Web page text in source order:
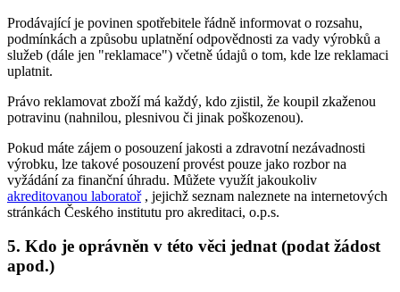
Prodávající je povinen spotřebitele řádně informovat o rozsahu,
podmínkách a způsobu uplatnění odpovědnosti za vady výrobků a
služeb (dále jen "reklamace") včetně údajů o tom, kde lze reklamaci
uplatnit.
Právo reklamovat zboží má každý, kdo zjistil, že koupil zkaženou
potravinu (nahnilou, plesnivou či jinak poškozenou).
Pokud máte zájem o posouzení jakosti a zdravotní nezávadnosti
výrobku, lze takové posouzení provést pouze jako rozbor na
vyžádání za finanční úhradu. Můžete využít jakoukoliv
akreditovanou laboratoř, jejichž seznam naleznete na internetových
stránkách Českého institutu pro akreditaci, o.p.s.
5. Kdo je oprávněn v této věci jednat (podat žádost
apod.)